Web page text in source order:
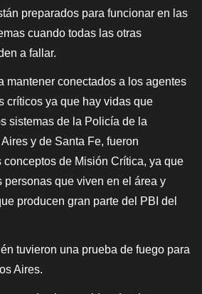
preparados para funcionar en las
cuando todas las otras
a fallar.
mantener conectados a los agentes
críticos ya que hay vidas que
sistemas de la Policía de la
y de Santa Fe, fueron
de Misión Crítica, ya que
personas que viven en el área y
producen gran parte del PBI del
tuvieron una prueba de fuego para
Aires.